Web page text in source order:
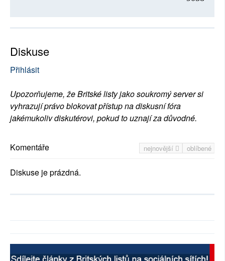
Diskuse
Přihlásit
Upozorňujeme, že Britské listy jako soukromý server si
vyhrazují právo blokovat přístup na diskusní fóra
jakémukoliv diskutérovi, pokud to uznají za důvodné.
nejnovější oblíbené
Komentáře
Diskuse je prázdná.